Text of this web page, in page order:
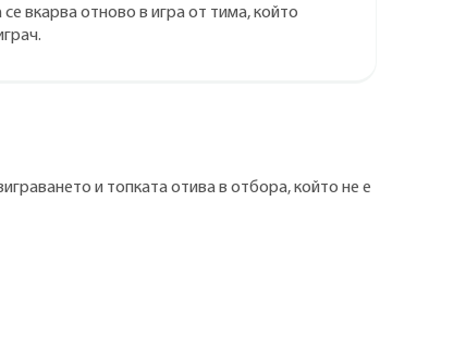
вкарва отново в игра от тима, който
и топката отива в отбора, който не е